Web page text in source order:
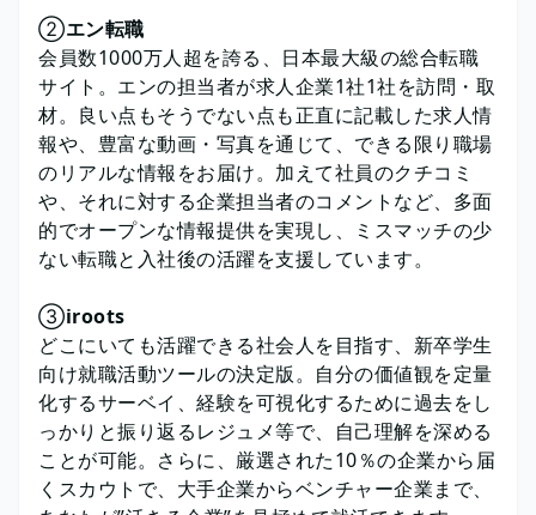
②エン転職
会員数1000万人超を誇る、日本最大級の総合転職
サイト。エンの担当者が求人企業1社1社を訪問・取
材。良い点もそうでない点も正直に記載した求人情
報や、豊富な動画・写真を通じて、できる限り職場
のリアルな情報をお届け。加えて社員のクチコミ
や、それに対する企業担当者のコメントなど、多面
的でオープンな情報提供を実現し、ミスマッチの少
ない転職と入社後の活躍を支援しています。
③iroots
どこにいても活躍できる社会人を目指す、新卒学生
向け就職活動ツールの決定版。自分の価値観を定量
化するサーベイ、経験を可視化するために過去をし
っかりと振り返るレジュメ等で、自己理解を深める
ことが可能。さらに、厳選された10％の企業から届
くスカウトで、大手企業からベンチャー企業まで、